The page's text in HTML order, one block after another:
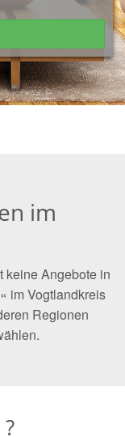
im
keine Angebote in
im Vogtlandkreis
Regionen